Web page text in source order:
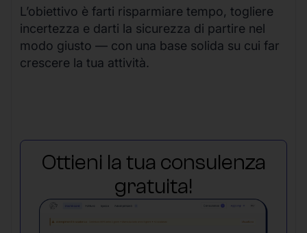
L’obiettivo è farti risparmiare tempo, togliere
incertezza e darti la sicurezza di partire nel
modo giusto — con una base solida su cui far
crescere la tua attività.
Ottieni la tua consulenza
gratuita!